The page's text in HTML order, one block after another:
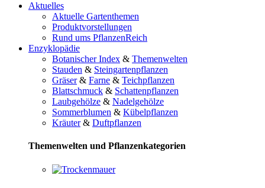
Aktuelles
Aktuelle Gartenthemen
Produktvorstellungen
Rund ums PflanzenReich
Enzyklopädie
Botanischer Index & Themenwelten
Stauden & Steingartenpflanzen
Gräser& Farne & Teichpflanzen
Blattschmuck & Schattenpflanzen
Laubgehölze & Nadelgehölze
Sommerblumen & Kübelpflanzen
Kräuter& Duftpflanzen
Themenwelten und Pflanzenkategorien